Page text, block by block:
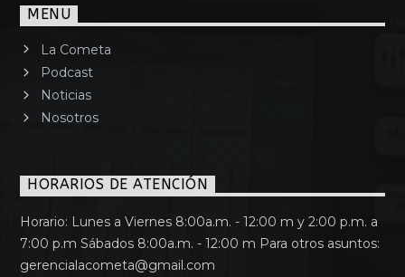
MENU
La Cometa
Podcast
Noticias
Nosotros
HORARIOS DE ATENCIÓN
Horario: Lunes a Viernes 8:00a.m. - 12:00 m y 2:00 p.m. a
7:00 p.m Sábados 8:00a.m. - 12:00 m Para otros asuntos:
gerencialacometa@gmail.com